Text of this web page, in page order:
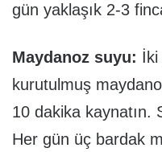
gün yaklaşık 2-3
Maydanoz suyu: İki
kurutulmuş
10 dakika kaynatın.
Her gün üç bardak